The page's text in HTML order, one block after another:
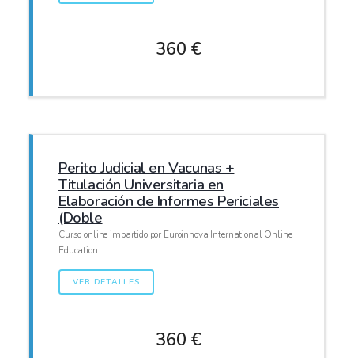
360 €
Perito Judicial en Vacunas +
Titulación Universitaria en
Elaboración de Informes Periciales
(Doble
Curso online impartido por Euroinnova International Online
Education
VER DETALLES
360 €